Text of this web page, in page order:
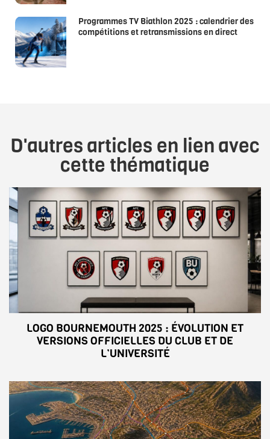
Programmes TV Biathlon 2025 : calendrier des
compétitions et retransmissions en direct
D'autres articles en lien avec
cette thématique
LOGO BOURNEMOUTH 2025 : ÉVOLUTION ET
VERSIONS OFFICIELLES DU CLUB ET DE
L’UNIVERSITÉ